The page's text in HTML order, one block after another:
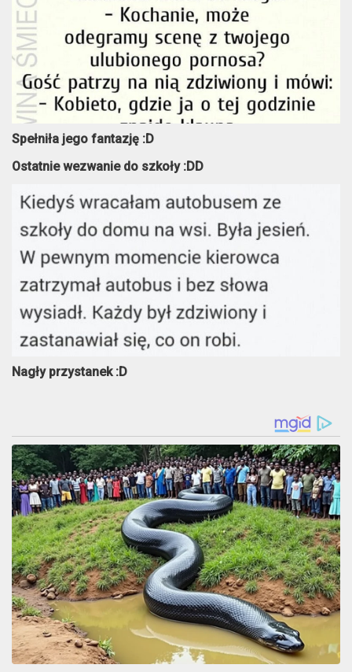
Spełniła jego fantazję :D
Ostatnie wezwanie do szkoły :DD
Nagły przystanek :D